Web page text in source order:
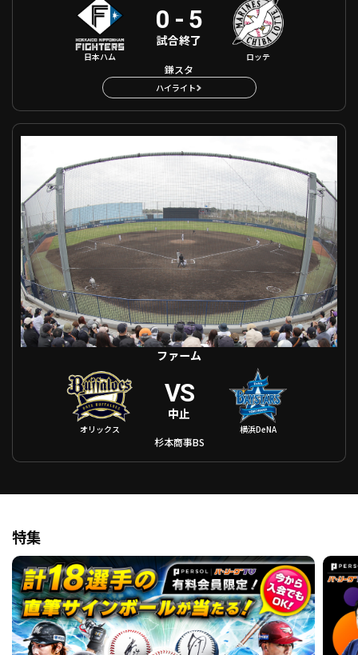
日本ハム
0 - 5
試合終了
ロッテ
鎌スタ
ハイライト
ファーム オリックス VS 横浜DeNA
ファーム
オリックス
VS
中止
横浜DeNA
杉本商事BS
特集